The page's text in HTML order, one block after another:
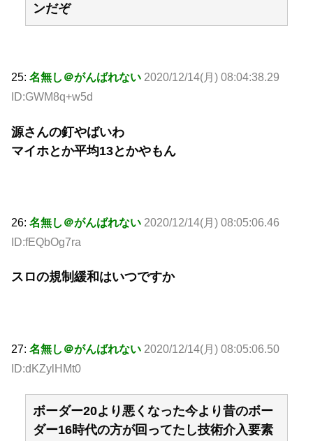
ンだぞ
25: 名無し＠がんばれない 2020/12/14(月) 08:04:38.29
ID:GWM8q+w5d
源さんの釘やばいわ
マイホとか平均13とかやもん
26: 名無し＠がんばれない 2020/12/14(月) 08:05:06.46
ID:fEQbOg7ra
スロの規制緩和はいつですか
27: 名無し＠がんばれない 2020/12/14(月) 08:05:06.50
ID:dKZylHMt0
ボーダー20より悪くなった今より昔のボー
ダー16時代の方が回ってたし技術介入要素